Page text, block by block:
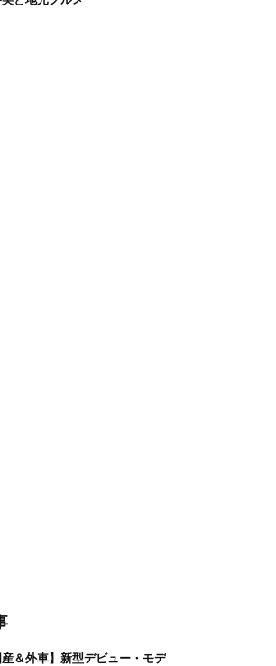
産＆外車】新型デビュー・モデ